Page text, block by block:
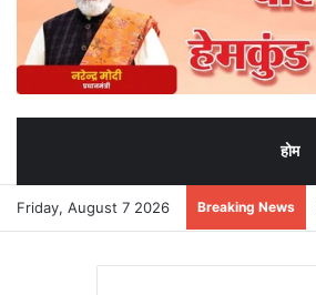
होम
Friday, August 7 2026 Breaking News